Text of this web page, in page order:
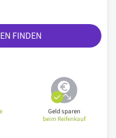
FINDEN
Geld sparen
beim Reifenkauf